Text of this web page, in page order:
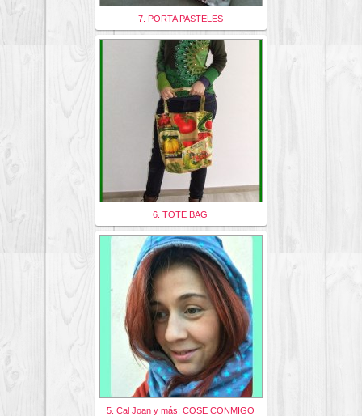
7. PORTA PASTELES
6. TOTE BAG
5. Cal Joan y más: COSE CONMIGO